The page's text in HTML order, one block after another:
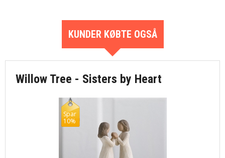
KUNDER KØBTE OGSÅ
Willow Tree - Sisters by Heart
Spar
10%